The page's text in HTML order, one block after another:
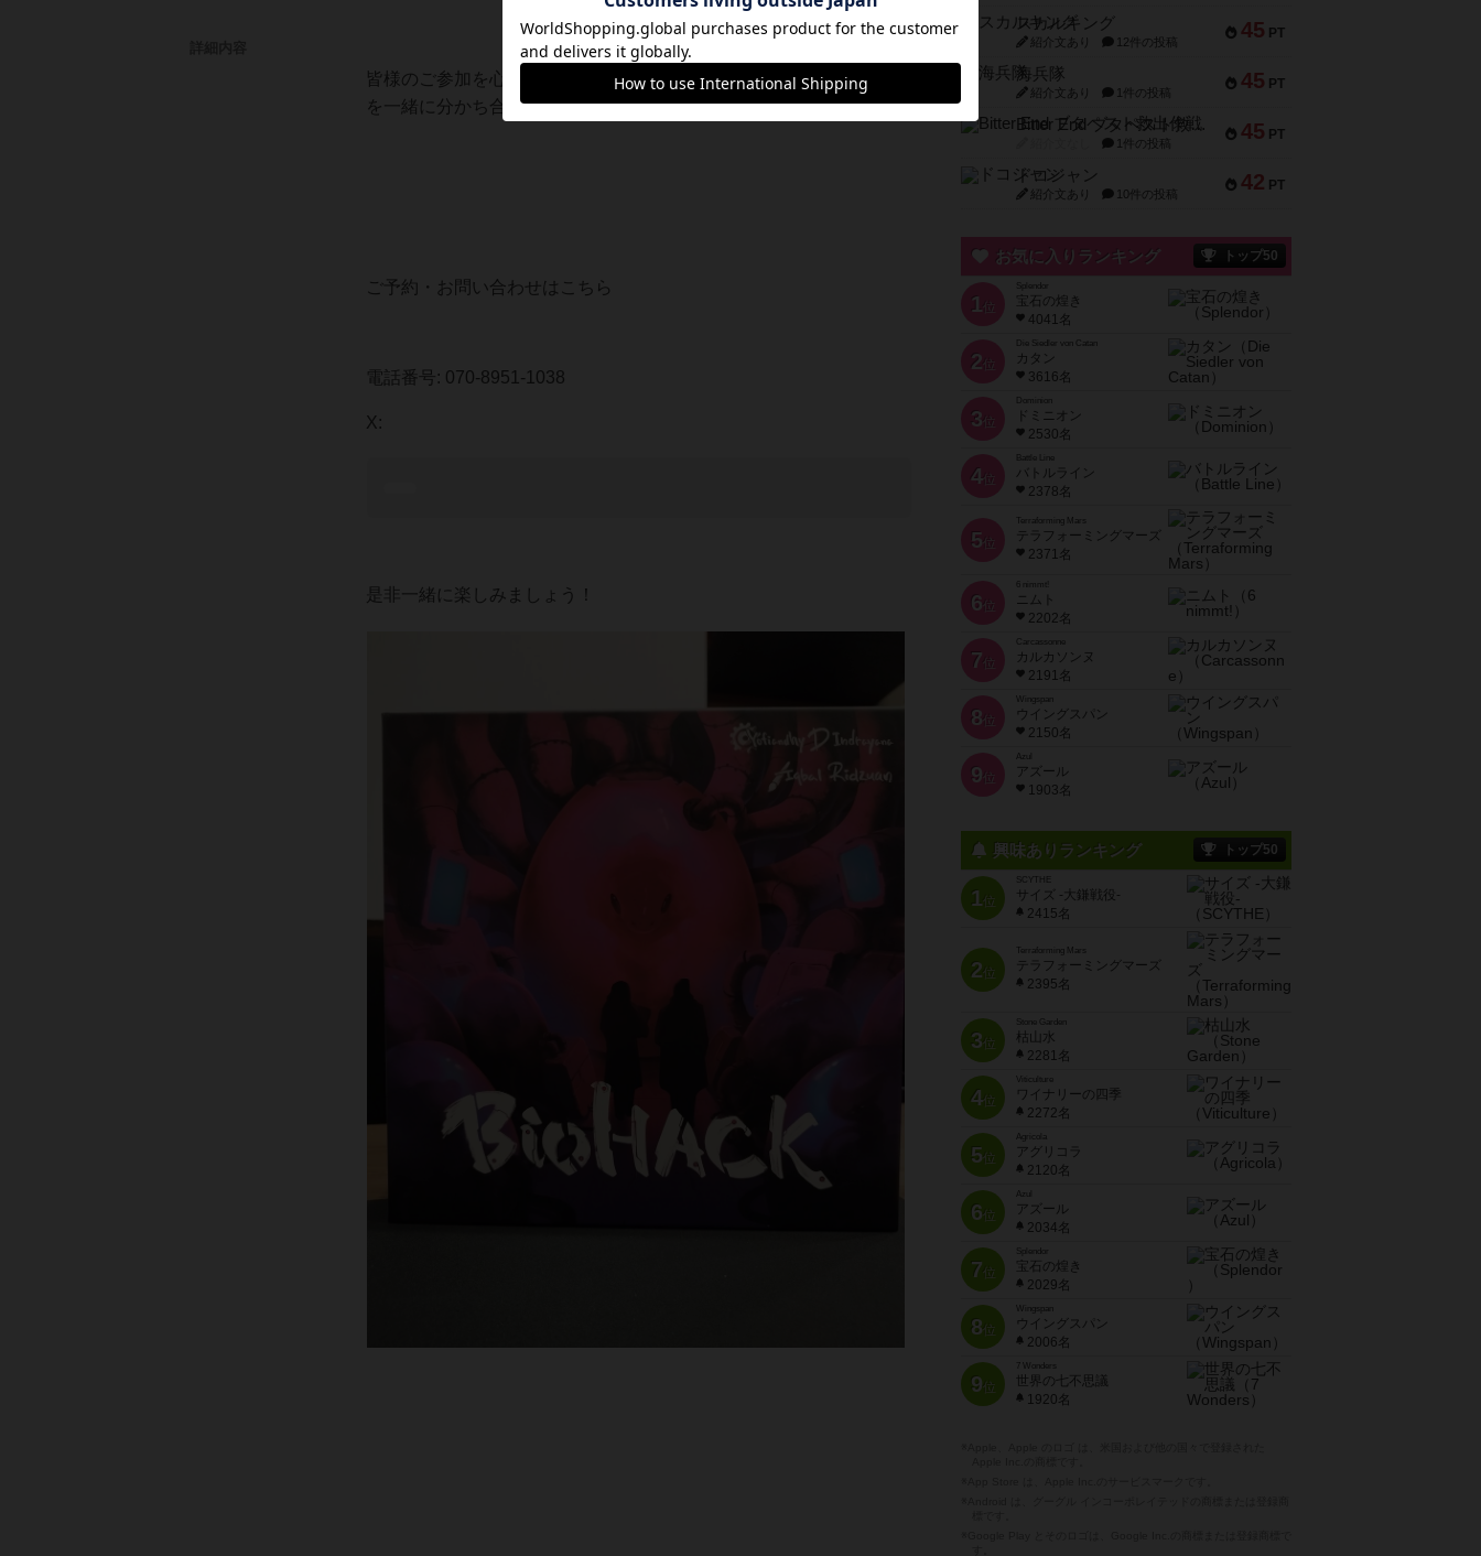
皆様のご参加を心よりお待ちしております！ボードゲームの楽しさ
を一緒に分かち合いましょう！
ご予約・お問い合わせはこちら
電話番号: 070-8951-1038
X:
是非一緒に楽しみましょう！
45 PT
スカルキング
紹介文あり 12件の投稿
45 PT
海兵隊
紹介文あり 1件の投稿
45 PT
Bitter End ブタペスト救出作戦
1件の投稿
42 PT
ドコジャン
紹介文あり 10件の投稿
お気に入りランキング トップ50
1 位
宝石の煌き
4041名
2 位
Die Siedler von Catan
カタン
3616名
3 位
ドミニオン
2530名
4位
Battle Line
バトルライン
2378名
5 位
Terraforming Mars
テラフォーミングマーズ
2371名
6 位
ニムト
2202名
7 位
Carcassonne
カルカソンヌ
2191名
8 位
Wingspan
ウイングスパン
2150名
9 位
Azul
アズール
1903名
興味ありランキング トップ50
1位
SCYTHE
サイズ -大鎌戦役-
2415名
2位
Terraforming Mars
テラフォーミングマーズ
2395名
3位
Stone Garden
枯山水
2281名
4位
Viticulture
ワイナリーの四季
2272名
5位
Agricola
アグリコラ
2120名
6位
Azul
アズール
2034名
7位
宝石の煌き
2029名
8位
Wingspan
ウイングスパン
2006名
9位
7 Wonders
世界の七不思議
1920名